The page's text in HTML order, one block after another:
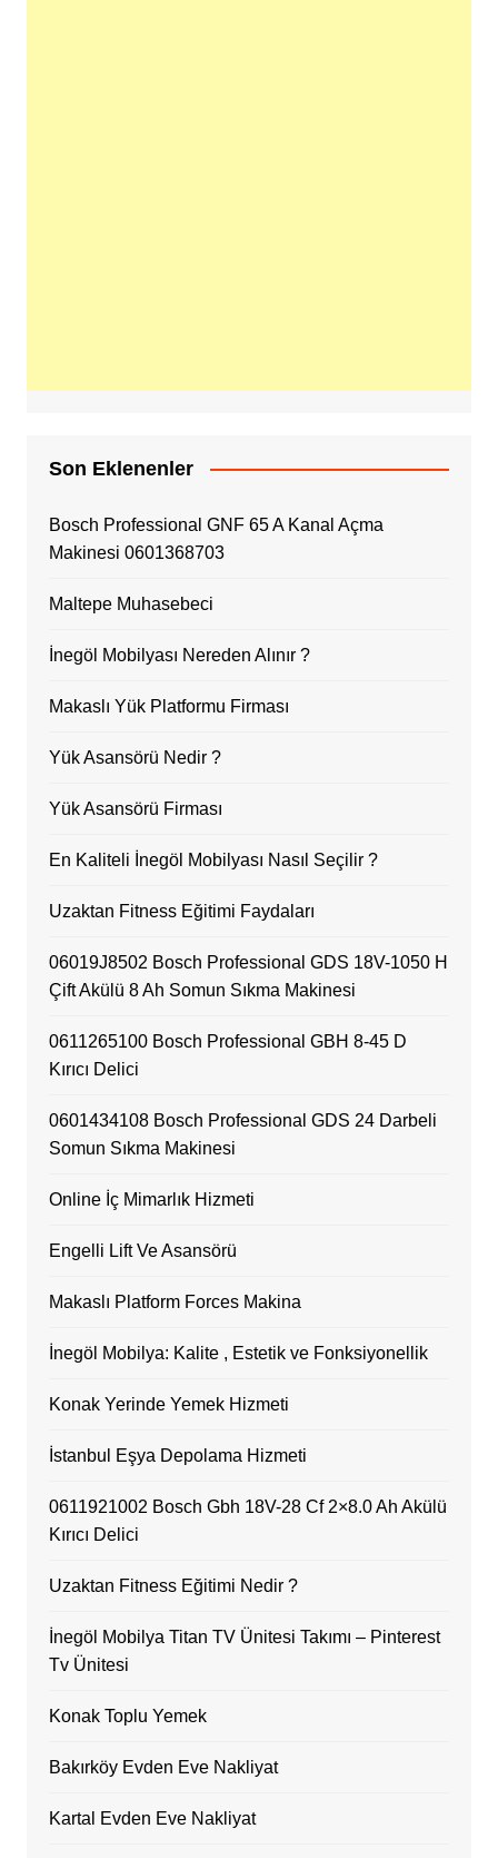
Son Eklenenler
Bosch Professional GNF 65 A Kanal Açma
Makinesi 0601368703
Maltepe Muhasebeci
İnegöl Mobilyası Nereden Alınır ?
Makaslı Yük Platformu Firması
Yük Asansörü Nedir ?
Yük Asansörü Firması
En Kaliteli İnegöl Mobilyası Nasıl Seçilir ?
Uzaktan Fitness Eğitimi Faydaları
06019J8502 Bosch Professional GDS 18V-1050 H
Çift Akülü 8 Ah Somun Sıkma Makinesi
0611265100 Bosch Professional GBH 8-45 D
Kırıcı Delici
0601434108 Bosch Professional GDS 24 Darbeli
Somun Sıkma Makinesi
Online İç Mimarlık Hizmeti
Engelli Lift Ve Asansörü
Makaslı Platform Forces Makina
İnegöl Mobilya: Kalite , Estetik ve Fonksiyonellik
Konak Yerinde Yemek Hizmeti
İstanbul Eşya Depolama Hizmeti
0611921002 Bosch Gbh 18V-28 Cf 2×8.0 Ah Akülü
Kırıcı Delici
Uzaktan Fitness Eğitimi Nedir ?
İnegöl Mobilya Titan TV Ünitesi Takımı – Pinterest
Tv Ünitesi
Konak Toplu Yemek
Bakırköy Evden Eve Nakliyat
Kartal Evden Eve Nakliyat